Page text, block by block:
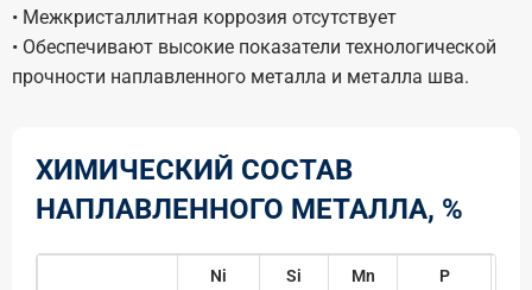
• Межкристаллитная коррозия отсутствует
• Обеспечивают высокие показатели технологической
прочности наплавленного металла и металла шва.
ХИМИЧЕСКИЙ СОСТАВ
НАПЛАВЛЕННОГО МЕТАЛЛА, %
Ni Si Mn P